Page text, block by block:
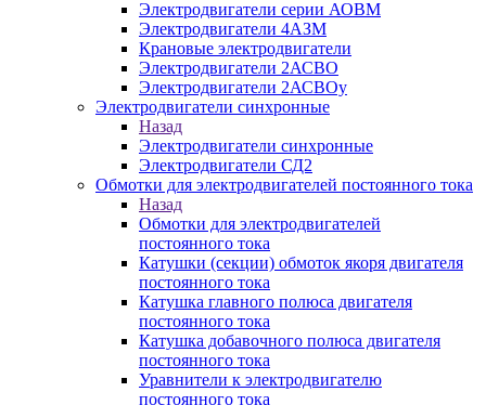
Электродвигатели серии АОВМ
Электродвигатели 4АЗМ
Крановые электродвигатели
Электродвигатели 2АСВО
Электродвигатели 2АСВОу
Электродвигатели синхронные
Назад
Электродвигатели синхронные
Электродвигатели СД2
Обмотки для электродвигателей постоянного тока
Назад
Обмотки для электродвигателей
постоянного тока
Катушки (секции) обмоток якоря двигателя
постоянного тока
Катушка главного полюса двигателя
постоянного тока
Катушка добавочного полюса двигателя
постоянного тока
Уравнители к электродвигателю
постоянного тока